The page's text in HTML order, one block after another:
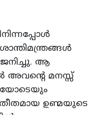
ആ
അവന്റെ മനസ്സ്‌
ഉണ്മയുടെ